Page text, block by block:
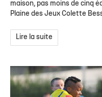
maison, pas moins de cinq
Plaine des Jeux Colette
Lire la suite